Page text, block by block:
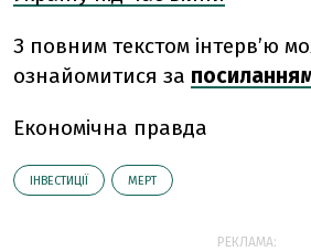
З повним текстом інтерв’ю
ознайомитися за
Економічна правда
ІНВЕСТИЦІЇ МЕРТ
РЕКЛАМА: